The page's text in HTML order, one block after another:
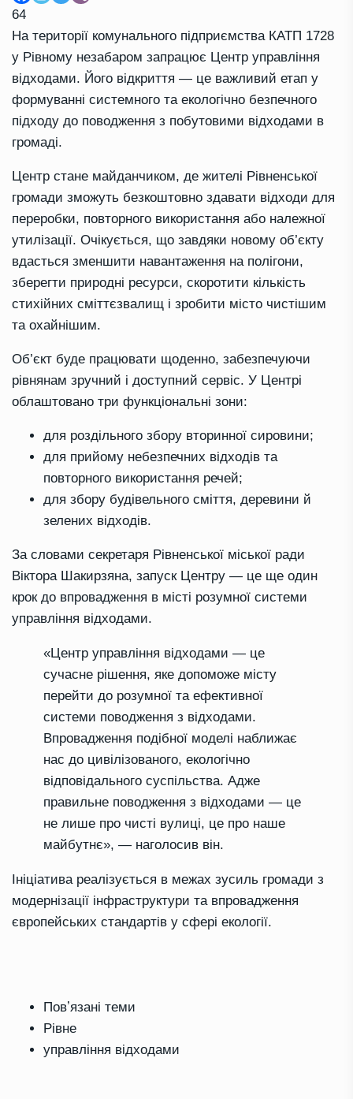
64
На території комунального підприємства КАТП 1728
у Рівному незабаром запрацює Центр управління
відходами. Його відкриття — це важливий етап у
формуванні системного та екологічно безпечного
підходу до поводження з побутовими відходами в
громаді.
Центр стане майданчиком, де жителі Рівненської
громади зможуть безкоштовно здавати відходи для
переробки, повторного використання або належної
утилізації. Очікується, що завдяки новому об’єкту
вдасться зменшити навантаження на полігони,
зберегти природні ресурси, скоротити кількість
стихійних сміттєзвалищ і зробити місто чистішим
та охайнішим.
Об’єкт буде працювати щоденно, забезпечуючи
рівнянам зручний і доступний сервіс. У Центрі
облаштовано три функціональні зони:
для роздільного збору вторинної сировини;
для прийому небезпечних відходів та
повторного використання речей;
для збору будівельного сміття, деревини й
зелених відходів.
За словами секретаря Рівненської міської ради
Віктора Шакирзяна, запуск Центру — це ще один
крок до впровадження в місті розумної системи
управління відходами.
«Центр управління відходами — це
сучасне рішення, яке допоможе місту
перейти до розумної та ефективної
системи поводження з відходами.
Впровадження подібної моделі наближає
нас до цивілізованого, екологічно
відповідального суспільства. Адже
правильне поводження з відходами — це
не лише про чисті вулиці, це про наше
майбутнє», — наголосив він.
Ініціатива реалізується в межах зусиль громади з
модернізації інфраструктури та впровадження
європейських стандартів у сфері екології.
Повʼязані теми
Рівне
управління відходами